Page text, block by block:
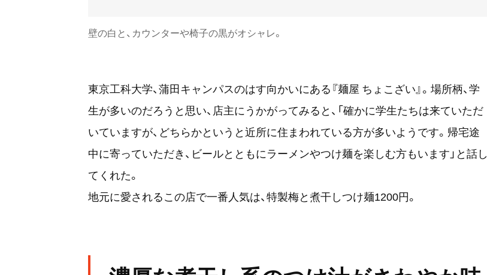
壁の白と、カウンターや椅子の黒がオシャレ。
東京工科大学、蒲田キャンパスのはす向かいにある『麺屋 ちょこざい』。場所柄、学
生が多いのだろうと思い、店主にうかがってみると、「確かに学生たちは来ていただ
いていますが、どちらかというと近所に住まわれている方が多いようです。帰宅途
中に寄っていただき、ビールとともにラーメンやつけ麺を楽しむ方もいます」と話し
てくれた。
地元に愛されるこの店で一番人気は、特製梅と煮干しつけ麺1200円。